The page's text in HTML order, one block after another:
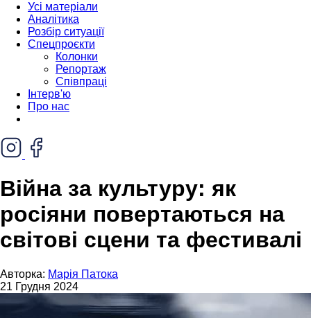
Усі матеріали
Аналітика
Розбір ситуації
Спецпроєкти
Колонки
Репортаж
Співпраці
Інтерв'ю
Про нас
Війна за культуру: як
росіяни повертаються на
світові сцени та фестивалі
Авторка: Марія Патока
21 Грудня 2024